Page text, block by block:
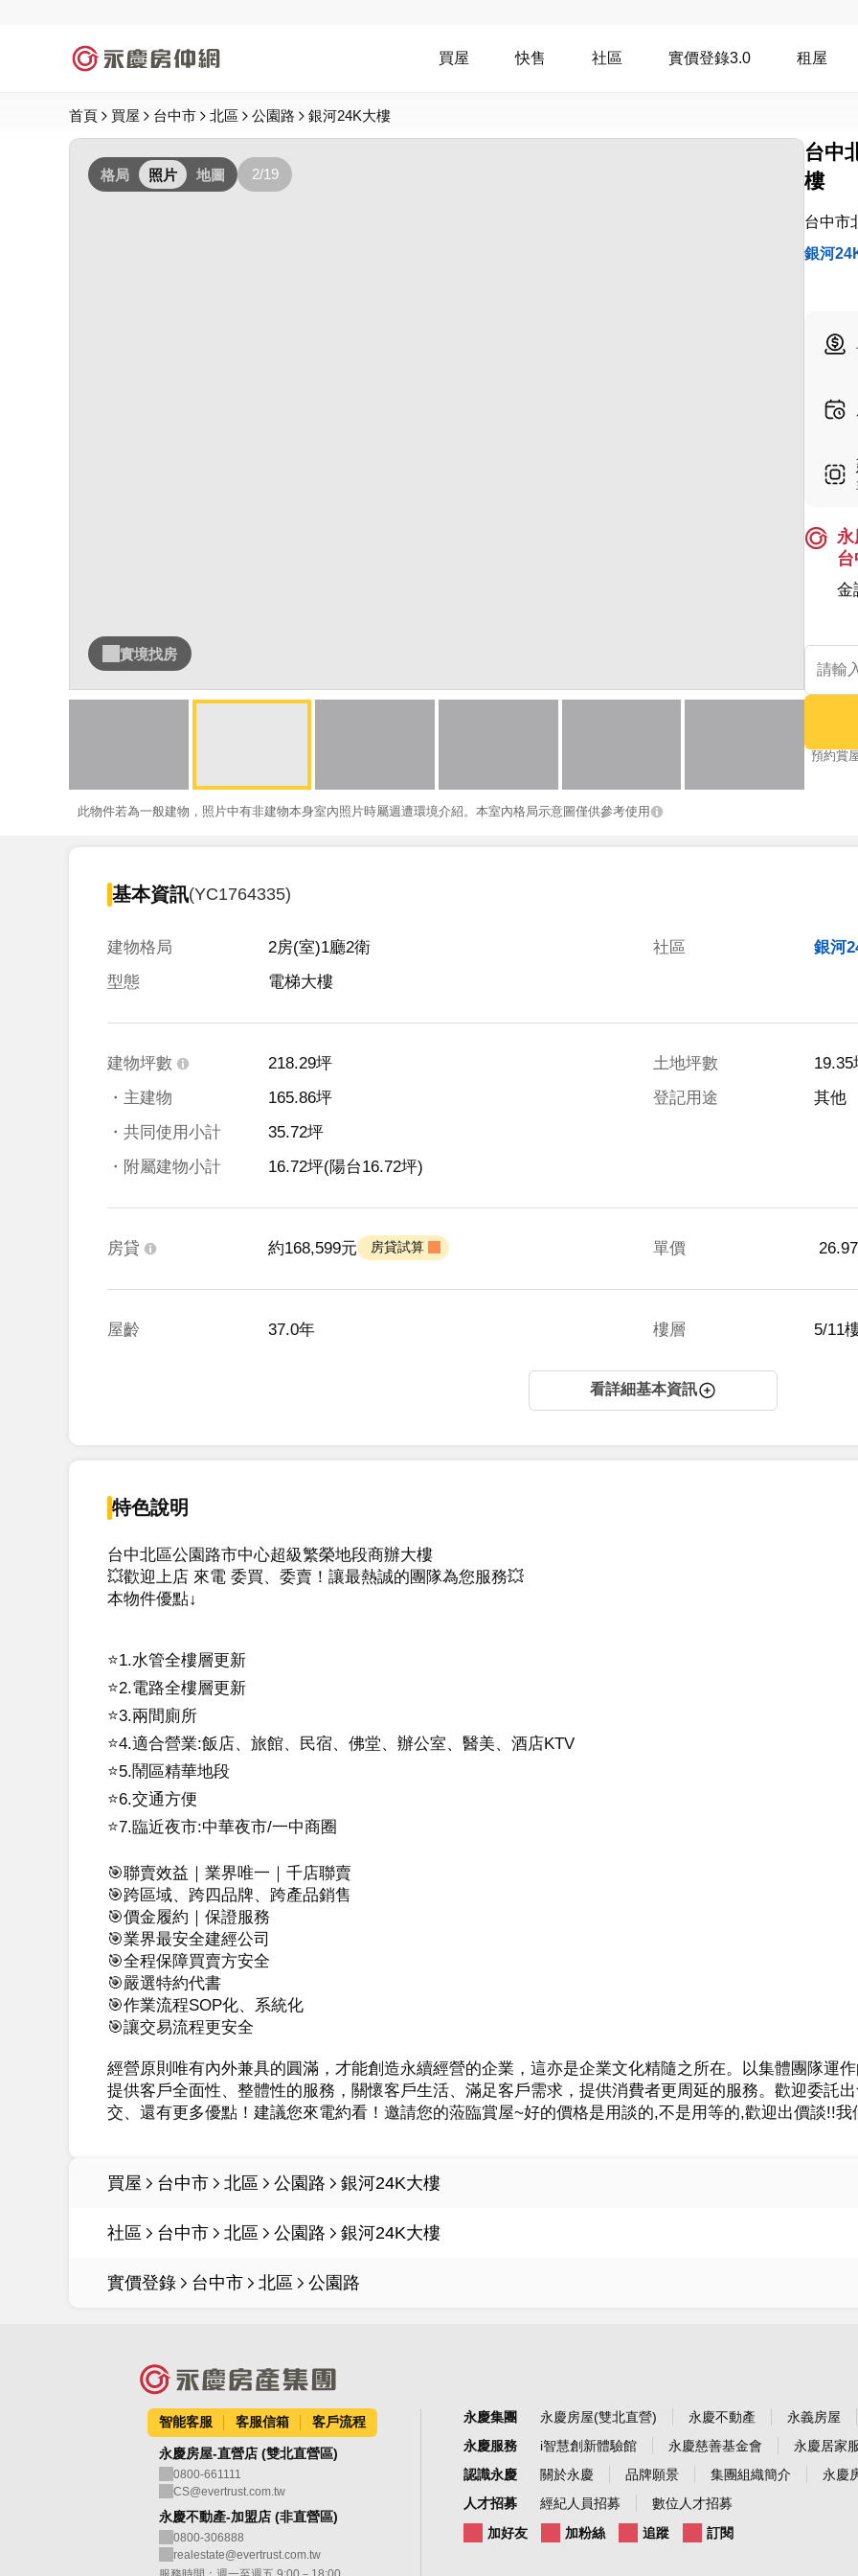
買屋 快售 社區 實價登錄3.0 租屋
首頁 買屋 台中市 北區 公園路 銀河24K大樓
格局 照片 地圖 2/19
實境找房
此物件若為一般建物，照片中有非建物本身室內照片時屬週遭環境介紹。本室內格局示意圖僅供參考使用
台中
樓
台中市
銀河
永
金
預約賞
基本資訊(YC1764335)
建物格局
2房(室)1廳2衛
型態
電梯大樓
社區 銀河
建物坪數
218.29坪
・主建物
165.86坪
・共同使用小計
35.72坪
・附屬建物小計
16.72坪(陽台16.72坪)
土地坪數
19.35
登記用途
其他
房貸 約168,599元 房貸試算 單價
屋齡 37.0年 樓層 5/11
看詳細基本資訊
特色說明
台中北區公園路市中心超級繁榮地段商辦大樓
💥歡迎上店 來電 委買、委賣！讓最熱誠的團隊為您服務💥
本物件優點↓
⭐️1.水管全樓層更新
⭐️2.電路全樓層更新
⭐️3.兩間廁所
⭐️4.適合營業:飯店、旅館、民宿、佛堂、辦公室、醫美、酒店KTV
⭐️5.鬧區精華地段
⭐️6.交通方便
⭐️7.臨近夜市:中華夜市/一中商圈
🎯聯賣效益｜業界唯一｜千店聯賣
🎯跨區域、跨四品牌、跨產品銷售
🎯價金履約｜保證服務
🎯業界最安全建經公司
🎯全程保障買賣方安全
🎯嚴選特約代書
🎯作業流程SOP化、系統化
🎯讓交易流程更安全
經營原則唯有內外兼具的圓滿，才能創造永續經營的企業，這亦是企業文化精隨之所在。以集體團隊運
提供客戶全面性、整體性的服務，關懷客戶生活、滿足客戶需求，提供消費者更周延的服務。歡迎委託
交、還有更多優點！建議您來電約看！邀請您的蒞臨賞屋~好的價格是用談的,不是用等的,歡迎出價談!!
買屋 台中市 北區 公園路 銀河24K大樓
社區 台中市 北區 公園路 銀河24K大樓
實價登錄 台中市 北區 公園路
智能客服 客服信箱 客戶流程
永慶房屋-直營店 (雙北直營區)
0800-661111
CS@evertrust.com.tw
永慶不動產-加盟店 (非直營區)
0800-306888
realestate@evertrust.com.tw
永慶集團 永慶房屋(雙北直營) 永慶不動產
永義房屋
永慶服務
i智慧創新體驗館 永慶慈善基金會
永慶居家
認識永慶
關於永慶 品牌願景 集團組織簡介
永慶
人才招募
經紀人員招募
數位人才招募
加好友
加粉絲 追蹤 訂閱